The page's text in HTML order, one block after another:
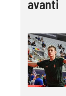
avanti